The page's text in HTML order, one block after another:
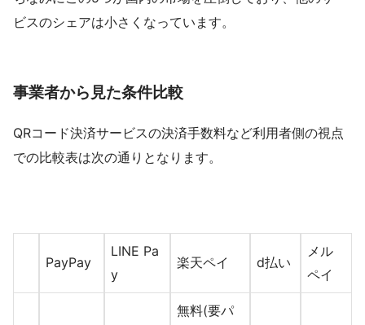
ビスのシェアは小さくなっています。
事業者から見た条件比較
QRコード決済サービスの決済手数料など利用者側の視点
での比較表は次の通りとなります。
PayPay
LINE Pa
y
楽天ペイ d払い
メル
ペイ
無料(要パ